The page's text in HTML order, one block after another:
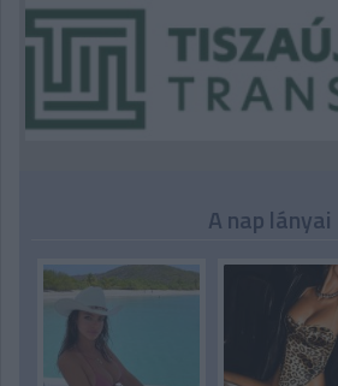
A nap lányai